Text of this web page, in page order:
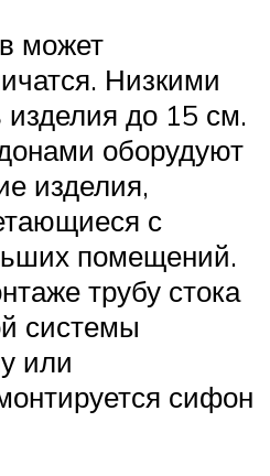
может
Низкими
изделия до 15 см.
оборудуют
изделия,
с
помещений.
трубу стока
системы
или
сифон